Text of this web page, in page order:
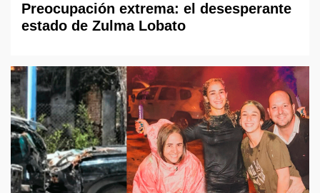
Preocupación extrema: el desesperante
estado de Zulma Lobato